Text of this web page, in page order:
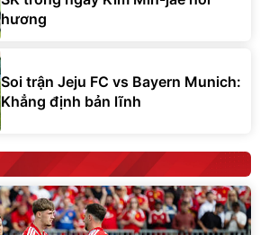
hương
Soi trận Jeju FC vs Bayern Munich:
Khẳng định bản lĩnh